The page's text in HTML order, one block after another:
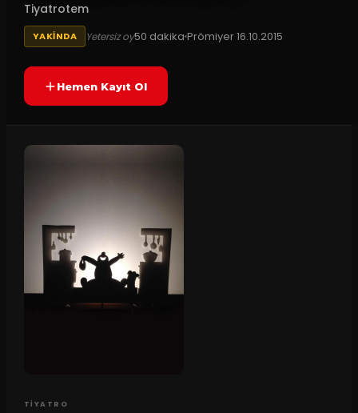
Tiyatrotem
YAKINDA Yetersiz oy50 dakikaPrömiyer16.10.2015
Hemen Kayıt Ol
TIYATRO